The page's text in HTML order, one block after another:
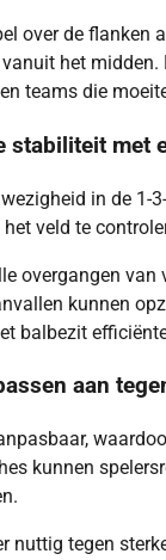
over de flanken
het
teams die
stabiliteit met
in de
veld te
overgangen
kunnen
balbezit
aan
kunnen
nuttig tegen